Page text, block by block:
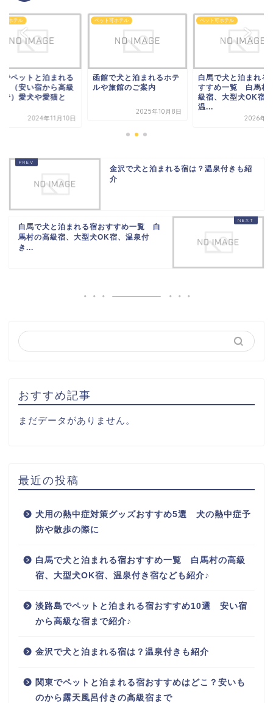
可ホテル
でペットと泊まれる
？（安い宿から高級
で）愛犬や愛猫と
2024年11月10日
ペット可ホテル
函館で犬と泊まれるホテ
ルや旅館のご案内
2025年10月8日
ペット可ホテル
白馬で犬と泊まれる
すすめ一覧 白馬村
級宿、大型犬OK宿、
温...
2026年6
金沢で犬と泊まれる宿は？温泉付きも紹
介
白馬で犬と泊まれる宿おすすめ一覧 白
馬村の高級宿、大型犬OK宿、温泉付
き...
おすすめ記事
まだデータがありません。
最近の投稿
犬用の熱中症対策グッズおすすめ5選 犬の熱中症予
防や散歩の際に
白馬で犬と泊まれる宿おすすめ一覧 白馬村の高級
宿、大型犬OK宿、温泉付き宿なども紹介♪
淡路島でペットと泊まれる宿おすすめ10選 安い宿
から高級な宿まで紹介♪
金沢で犬と泊まれる宿は？温泉付きも紹介
関東でペットと泊まれる宿おすすめはどこ？安いも
のから露天風呂付きの高級宿まで